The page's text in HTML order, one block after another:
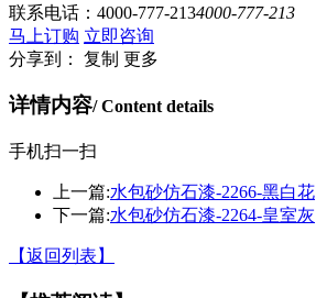
联系电话： 4000-777-2134000-777-213
马上订购 立即咨询
分享到：
复制 更多
详情内容/ Content details
手机扫一扫
上一篇:水包砂仿石漆-2266-黑白花
下一篇:水包砂仿石漆-2264-皇室灰
【返回列表】